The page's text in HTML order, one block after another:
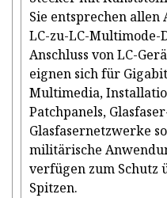
Sie entsprechen allen
LC-zu-LC-
Anschluss von LC-
eignen sich für
Multimedia,
Patchpanels,
Glasfasernetzwerke
militärische
verfügen zum Schutz
Spitzen.